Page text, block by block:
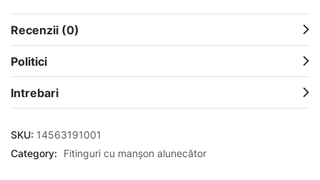
Recenzii (0)
Politici
Intrebari
SKU: 14563191001
Category:
Fitinguri cu manșon alunecător